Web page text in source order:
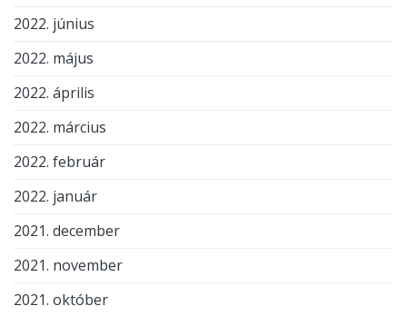
2022. június
2022. május
2022. április
2022. március
2022. február
2022. január
2021. december
2021. november
2021. október